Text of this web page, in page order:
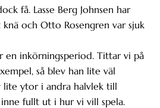
få. Lasse Berg Johnsen har
och Otto Rosengren var sjuk
en inkörningsperiod. Tittar vi på
så blev han lite väl
lite ytor i andra halvlek till
fullt ut i hur vi vill spela.